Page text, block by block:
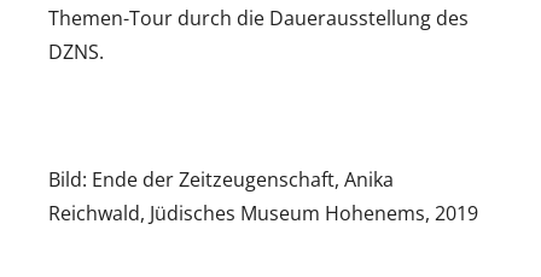
Themen-Tour durch die Dauerausstellung des
DZNS.
Bild: Ende der Zeitzeugenschaft, Anika
Reichwald, Jüdisches Museum Hohenems, 2019